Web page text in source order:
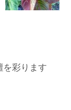
を彩ります